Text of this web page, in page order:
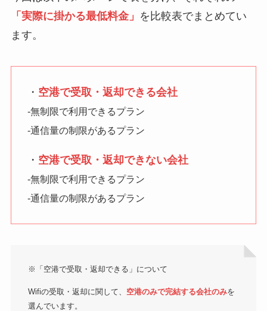
「実際に掛かる最低料金」 を比較表でまとめてい
ます。
・ 空港で受取・返却できる会社
-無制限で利用できるプラン
-通信量の制限があるプラン
・ 空港で受取・返却できない会社
-無制限で利用できるプラン
-通信量の制限があるプラン
※「空港で受取・返却できる」について
Wifiの受取・返却に関して、 空港のみで完結する会社のみを
選んでいます。